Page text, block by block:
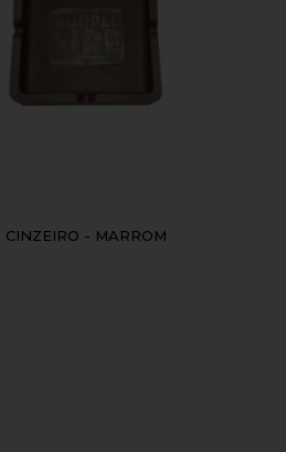
CINZEIRO - MARROM